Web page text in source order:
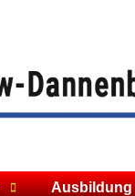
Ausbildung